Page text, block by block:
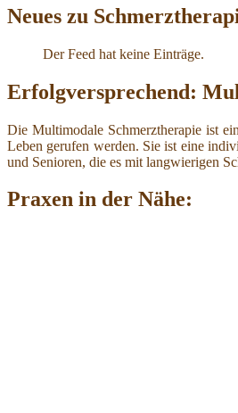
Neues zu
Der Feed hat keine Einträge.
Erfolgversprechend:
Die Multimodale Schmerztherapie ist
Leben gerufen werden. Sie ist eine
und Senioren, die es mit langwierigen
Praxen in der Nähe: